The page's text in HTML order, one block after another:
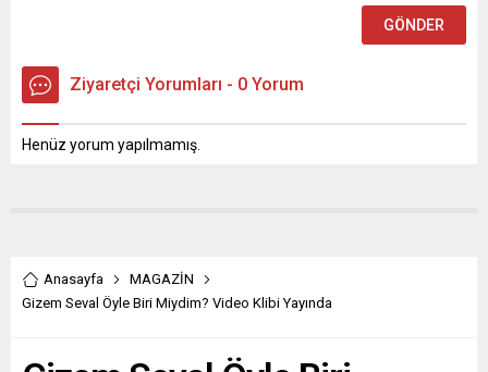
Ziyaretçi Yorumları - 0 Yorum
Henüz yorum yapılmamış.
Anasayfa
MAGAZİN
Gizem Seval Öyle Biri Miydim? Video Klibi Yayında